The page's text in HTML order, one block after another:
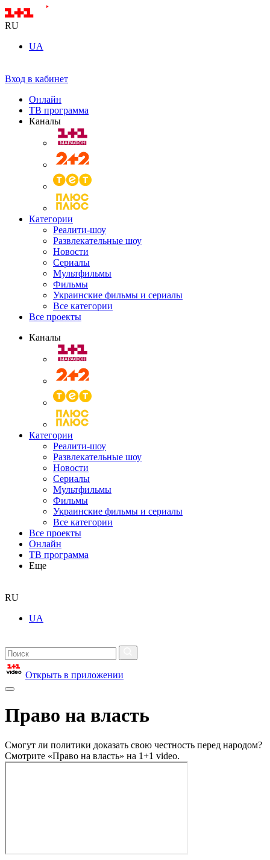
RU
UA
Вход в кабинет
Онлайн
ТВ программа
Каналы
Категории
Реалити-шоу
Развлекательные шоу
Новости
Сериалы
Мультфильмы
Фильмы
Украинские фильмы и сериалы
Все категории
Все проекты
Каналы
Категории
Реалити-шоу
Развлекательные шоу
Новости
Сериалы
Мультфильмы
Фильмы
Украинские фильмы и сериалы
Все категории
Все проекты
Онлайн
ТВ программа
Еще
RU
UA
Открыть в приложении
Право на власть
Смогут ли политики доказать свою честность перед народом?
Смотрите «Право на власть» на 1+1 video.